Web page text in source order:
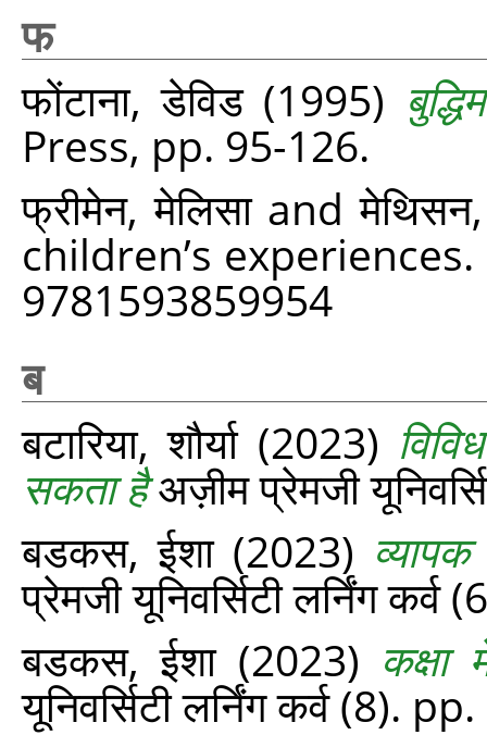
फ
फोंटाना, डेविड(1995)
Press, pp. 95-126.
फ्रीमेन, मेलिसाand
children’s
9781593859954
ब
बटारिया, शौर्या(2023)
सकता हैअज़ीम प्रेमजी
बडकस, ईशा(2023)
प्रेमजी यूनिवर्सिटी लर्निंग
बडकस, ईशा(2023) कक्षा
यूनिवर्सिटी लर्निंग कर्व (8).